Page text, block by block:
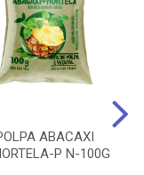
ABACAXI
P N-100G